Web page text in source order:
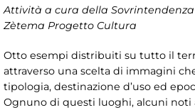
Attività a cura della
Zètema Progetto Cultura
Otto esempi distribuiti su tutto il
attraverso una scelta di immagini
tipologia, destinazione d’uso ed
Ognuno di questi luoghi, alcuni noti